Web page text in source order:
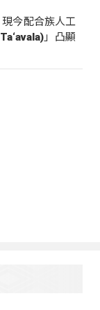
今配合族人工
」凸顯